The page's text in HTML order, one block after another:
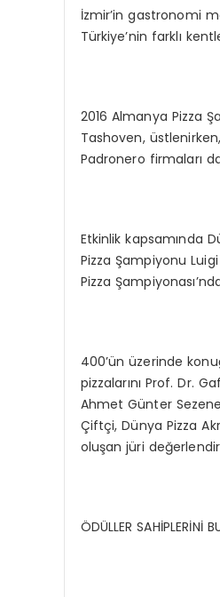
İzmir’in gastronomi
Türkiye’nin farklı
2016 Almanya Pizza
Tashoven,
Padronero firmaları
Etkinlik kapsamında
Pizza Şampiyonu
Pizza
400’ün üzerinde
pizzalarını Prof. Dr.
Ahmet Günter
Çiftçi, Dünya Pizza
oluşan jüri
ÖDÜLLER SAHİPLERİNİ